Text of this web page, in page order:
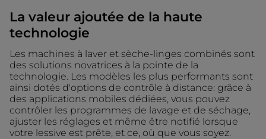
La valeur ajoutée de la haute
technologie
Les machines à laver et sèche-linges combinés sont
des solutions novatrices à la pointe de la
technologie. Les modèles les plus performants sont
ainsi dotés d'options de contrôle à distance: grâce à
des applications mobiles dédiées, vous pouvez
contrôler les programmes de lavage et de séchage,
ajuster les réglages et même être notifié lorsque
votre lessive est prête, et ce, où que vous soyez.